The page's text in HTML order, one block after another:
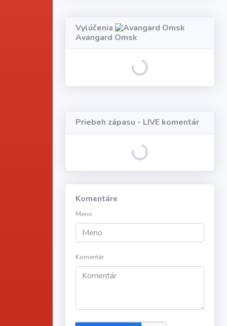
Vylúčenia
Avangard Omsk
Loading...
Priebeh zápasu - LIVE komentár
Loading...
Komentáre
Meno
Komentár